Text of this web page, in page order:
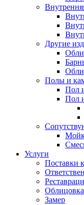
Другие
Полы и
Пол
Пол
Услуги
Поставки
Облицовка
Замер